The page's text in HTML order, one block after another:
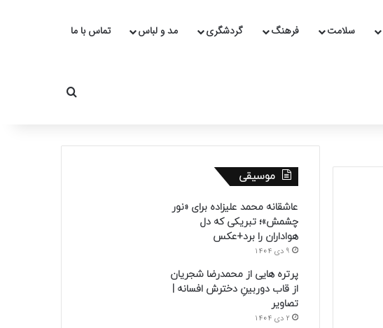
سلامت فرهنگ گردشگری مد و لباس تماس با ما
جستجو برای
موسیقی
عاشقانه محمد علیزاده برای «نور
چشمش»؛ تبریکی که دل
هواداران را برد+عکس
9 دی 1404
پرتره هایی از محمدرضا شجریان
از قاب دوربینِ دخترش افسانه |
تصاویر
2 دی 1404